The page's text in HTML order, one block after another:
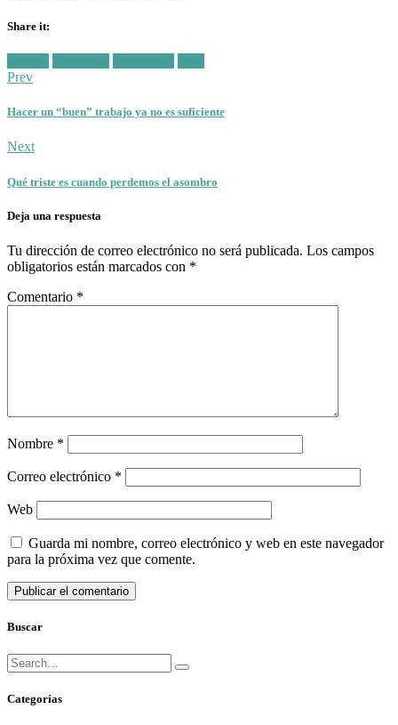
Share it:
in:
Prev
Hacer un “buen” trabajo ya no es suficiente
Next
Qué triste es cuando perdemos el asombro
Deja una respuesta
Tu dirección de correo electrónico no será publicada. Los campos
obligatorios están marcados con *
Comentario *
Nombre *
Correo electrónico *
Web
Guarda mi nombre, correo electrónico y web en este navegador
para la próxima vez que comente.
Buscar
Búsqueda
para:
Buscar
Categorías